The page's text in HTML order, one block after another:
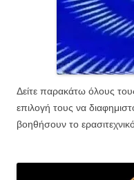
Δείτε παρακάτω όλους
επιλογή τους να
βοηθήσουν το